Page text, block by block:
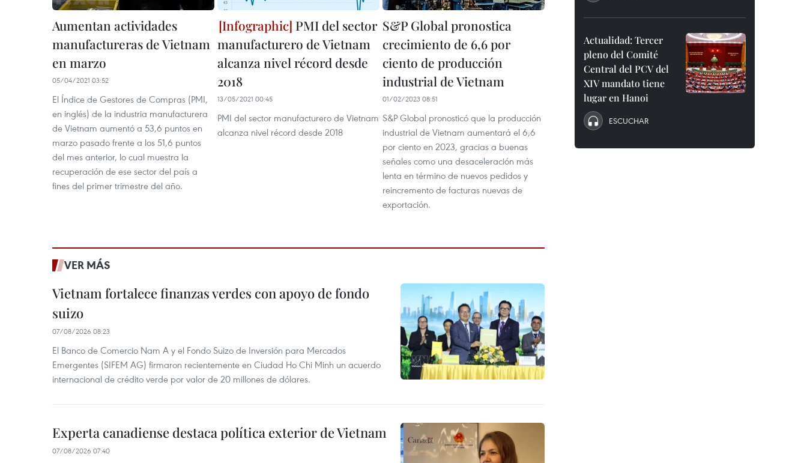
Aumentan actividades
manufactureras de Vietnam
en marzo
05/04/2021 03:52
El Índice de Gestores de Compras (PMI,
en inglés) de la industria manufacturera
de Vietnam aumentó a 53,6 puntos en
marzo pasado frente a los 51,6 puntos
del mes anterior, lo cual muestra la
recuperación de ese sector del país a
fines del primer trimestre del año.
PMI del sector
manufacturero de Vietnam
alcanza nivel récord desde
2018
13/05/2021 00:45
PMI del sector manufacturero de Vietnam
alcanza nivel récord desde 2018
S&P Global pronostica
crecimiento de 6,6 por
ciento de producción
industrial de Vietnam
01/02/2023 08:51
S&P Global pronosticó que la producción
industrial de Vietnam aumentará el 6,6
por ciento en 2023, gracias a buenas
señales como una desaceleración más
lenta en término de nuevos pedidos y
reincremento de facturas nuevas de
exportación.
VER MÁS
Vietnam fortalece finanzas verdes con apoyo de fondo
suizo
07/08/2026 08:23
El Banco de Comercio Nam A y el Fondo Suizo de Inversión para Mercados
Emergentes (SIFEM AG) firmaron recientemente en Ciudad Ho Chi Minh un acuerdo
internacional de crédito verde por valor de 20 millones de dólares.
Experta canadiense destaca política exterior de Vietnam
07/08/2026 07:40
Actualidad: Tercer
pleno del Comité
Central del PCV del
XIV mandato tiene
lugar en Hanoi
ESCUCHAR